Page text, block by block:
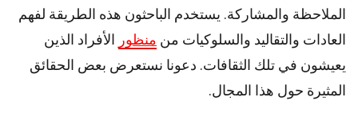
الملاحظة والمشاركة. يستخدم الباحثون هذه الطريقة لفهم
العادات والتقاليد والسلوكيات من منظور الأفراد الذين
يعيشون في تلك الثقافات. دعونا نستعرض بعض الحقائق
المثيرة حول هذا المجال.